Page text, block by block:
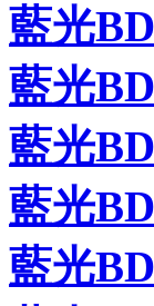
藍光
藍光
藍光
藍光
藍光